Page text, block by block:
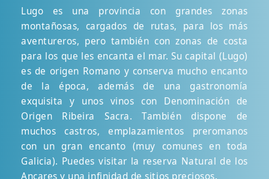
Lugo es una provincia con grandes zonas
montañosas, cargados de rutas, para los más
aventureros, pero también con zonas de costa
para los que les encanta el mar. Su capital (Lugo)
es de origen Romano y conserva mucho encanto
de la época, además de una gastronomía
exquisita y unos vinos con Denominación de
Origen Ribeira Sacra. También dispone de
muchos castros, emplazamientos preromanos
con un gran encanto (muy comunes en toda
Galicia). Puedes visitar la reserva Natural de los
Ancares y una infinidad de sitios preciosos.